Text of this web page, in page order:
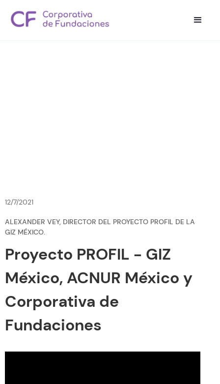
12/7/2021
ALEXANDER VEY, DIRECTOR DEL PROYECTO PROFIL DE LA
GIZ MÉXICO.
Proyecto PROFIL - GIZ
México, ACNUR México y
Corporativa de
Fundaciones